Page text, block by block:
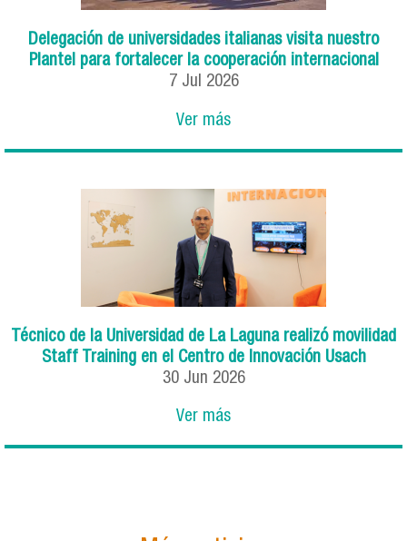
Delegación de universidades italianas visita nuestro
Plantel para fortalecer la cooperación internacional
7 Jul 2026
Ver más
Técnico de la Universidad de La Laguna realizó movilidad
Staff Training en el Centro de Innovación Usach
30 Jun 2026
Ver más